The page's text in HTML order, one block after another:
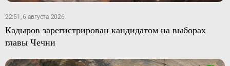
22:51, 6 августа 2026
Кадыров зарегистрирован кандидатом на выборах
главы Чечни